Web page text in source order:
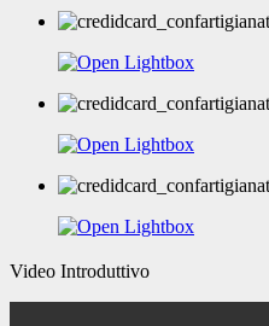
Video Introduttivo